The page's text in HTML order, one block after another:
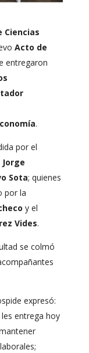
Ciencias
Acto de
entregaron
.
por el
Jorge
Sota; quienes
por la
y el
Vides.
se colmó
expresó:
entrega hoy